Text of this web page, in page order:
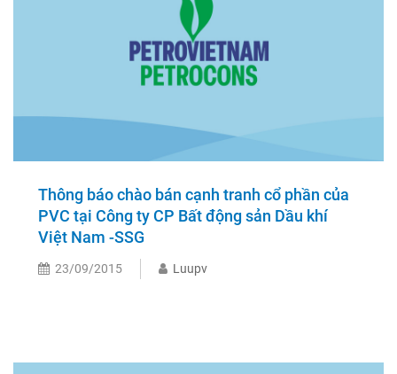
Thông báo chào bán cạnh tranh cổ phần của
PVC tại Công ty CP Bất động sản Dầu khí
Việt Nam -SSG
23/09/2015 Luupv